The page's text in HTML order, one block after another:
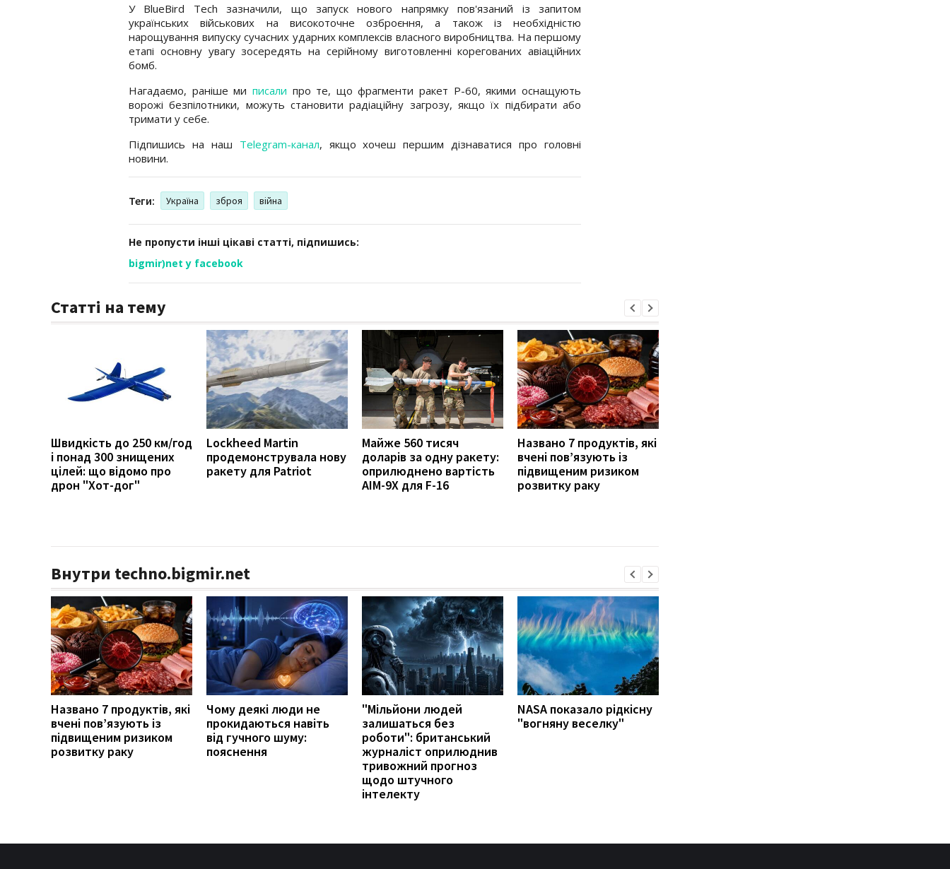
У BlueBird Tech зазначили, що запуск нового напрямку пов'язаний із запитом
українських військових на високоточне озброєння, а також із необхідністю
нарощування випуску сучасних ударних комплексів власного виробництва. На першому
етапі основну увагу зосередять на серійному виготовленні корегованих авіаційних
бомб.
Нагадаємо, раніше ми писали про те, що фрагменти ракет Р-60, якими оснащують
ворожі безпілотники, можуть становити радіаційну загрозу, якщо їх підбирати або
тримати у себе.
Підпишись на наш Telegram-канал, якщо хочеш першим дізнаватися про головні
новини.
Теги: Україна зброя війна
Не пропусти інші цікаві статті, підпишись:
bigmir)net у facebook
Статті на тему
Швидкість до 250 км/год
і понад 300 знищених
цілей: що відомо про
дрон "Хот-дог"
Lockheed Martin
продемонструвала нову
ракету для Patriot
Майже 560 тисяч
доларів за одну ракету:
оприлюднено вартість
AIM-9X для F-16
Названо 7 продуктів, які
вчені пов’язують із
підвищеним ризиком
розвитку раку
Внутри techno.bigmir.net
Названо 7 продуктів, які
вчені пов’язують із
підвищеним ризиком
розвитку раку
Чому деякі люди не
прокидаються навіть
від гучного шуму:
пояснення
"Мільйони людей
залишаться без
роботи": британський
журналіст оприлюднив
тривожний прогноз
щодо штучного
інтелекту
NASA показало рідкісну
"вогняну веселку"